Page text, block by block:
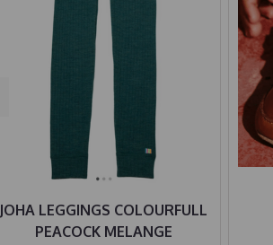
JOHA LEGGINGS COLOURFULL
PEACOCK MELANGE